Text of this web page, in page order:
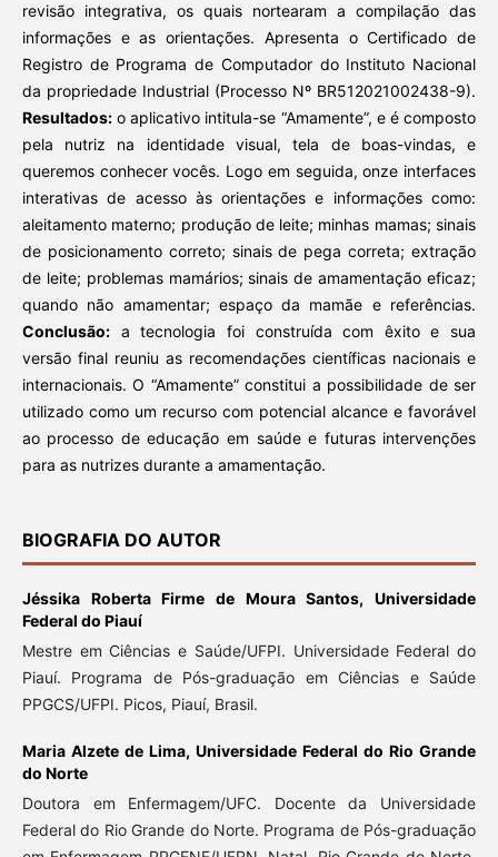
revisão integrativa, os quais nortearam a compilação das
informações e as orientações. Apresenta o Certificado de
Registro de Programa de Computador do Instituto Nacional
da propriedade Industrial (Processo Nº BR512021002438-9).
Resultados:o aplicativo intitula-se “Amamente”, e é composto
pela nutriz na identidade visual, tela de boas-vindas, e
queremos conhecer vocês. Logo em seguida, onze interfaces
interativas de acesso às orientações e informações como:
aleitamento materno; produção de leite; minhas mamas; sinais
de posicionamento correto; sinais de pega correta; extração
de leite; problemas mamários; sinais de amamentação eficaz;
quando não amamentar; espaço da mamãe e referências.
Conclusão:a tecnologia foi construída com êxito e sua
versão final reuniu as recomendações científicas nacionais e
internacionais. O “Amamente” constitui a possibilidade de ser
utilizado como um recurso com potencial alcance e favorável
ao processo de educação em saúde e futuras intervenções
para as nutrizes durante a amamentação.
BIOGRAFIA DO AUTOR
Jéssika Roberta Firme de Moura Santos,Universidade
Federal do Piauí
Mestre em Ciências e Saúde/UFPI. Universidade Federal do
Piauí. Programa de Pós-graduação em Ciências e Saúde
PPGCS/UFPI. Picos, Piauí, Brasil.
Maria Alzete de Lima, Universidade Federal do Rio Grande
do Norte
Doutora em Enfermagem/UFC. Docente da Universidade
Federal do Rio Grande do Norte. Programa de Pós-graduação